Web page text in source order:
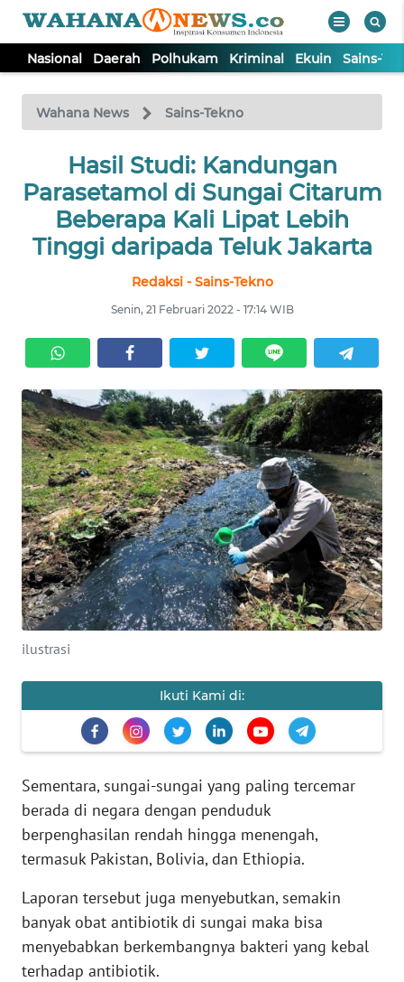
Nasional Daerah Polhukam Kriminal Ekuin Sains-
Wahana News Sains-Tekno
Hasil Studi: Kandungan
Parasetamol di Sungai Citarum
Beberapa Kali Lipat Lebih
Tinggi daripada Teluk Jakarta
Redaksi - Sains-Tekno
Senin, 21 Februari 2022 - 17:14 WIB
ilustrasi
Ikuti Kami di:
Sementara, sungai-sungai yang paling tercemar
berada di negara dengan penduduk
berpenghasilan rendah hingga menengah,
termasuk Pakistan, Bolivia, dan Ethiopia.
Laporan tersebut juga menyebutkan, semakin
banyak obat antibiotik di sungai maka bisa
menyebabkan berkembangnya bakteri yang kebal
terhadap antibiotik.
TV
Tutup
NASIONAL
DAERAH
POLHUKAM
EKUIN
SAINS-TEKNO
KESEHATAN
INTERNASIONAL
SERBA-SERBI
PENDIDIKAN
Informasi
INDEKS
KONTAK
KAMI